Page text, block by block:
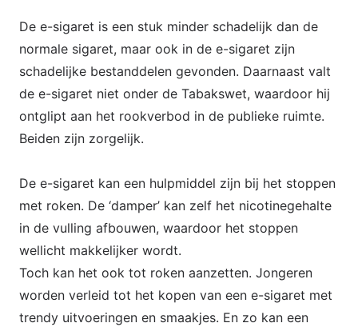
De e-sigaret is een stuk minder schadelijk dan de
normale sigaret, maar ook in de e-sigaret zijn
schadelijke bestanddelen gevonden. Daarnaast valt
de e-sigaret niet onder de Tabakswet, waardoor hij
ontglipt aan het rookverbod in de publieke ruimte.
Beiden zijn zorgelijk.
De e-sigaret kan een hulpmiddel zijn bij het stoppen
met roken. De ‘damper’ kan zelf het nicotinegehalte
in de vulling afbouwen, waardoor het stoppen
wellicht makkelijker wordt.
Toch kan het ook tot roken aanzetten. Jongeren
worden verleid tot het kopen van een e-sigaret met
trendy uitvoeringen en smaakjes. En zo kan een